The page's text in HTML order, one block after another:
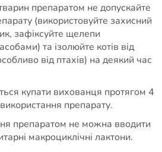
препаратом не допускайте
(використовуйте захисний
зафіксуйте щелепи
та ізолюйте котів від
від птахів) на деякий час
купати вихованця протягом 4
препарату.
препаратом не можна вводити
макроциклічні лактони.